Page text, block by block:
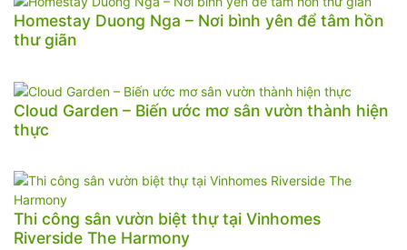
Homestay Duong Nga – Nơi bình yên để tâm hồn
thư giãn
Cloud Garden – Biến ước mơ sân vườn thành hiện
thực
Thi công sân vườn biệt thự tại Vinhomes
Riverside The Harmony